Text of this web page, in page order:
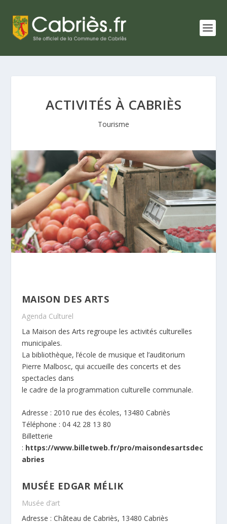
ACTIVITÉS À CABRIÈS
Tourisme
MAISON DES ARTS
Agenda Culturel
La Maison des Arts regroupe les activités culturelles
municipales.
La bibliothèque, l’école de musique et l’auditorium
Pierre Malbosc, qui accueille des concerts et des
spectacles dans
le cadre de la programmation culturelle communale.
Adresse : 2010 rue des écoles, 13480 Cabriès
Téléphone : 04 42 28 13 80
Billetterie
: https://www.billetweb.fr/pro/maisondesartsdec
abries
MUSÉE EDGAR MÉLIK
Musée d’art
Adresse : Château de Cabriès, 13480 Cabriès